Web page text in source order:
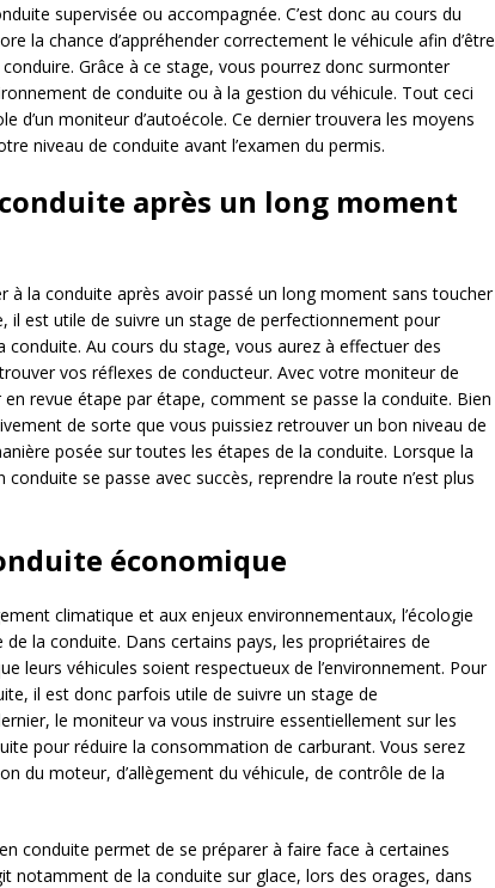
supervisée ou accompagnée. C’est donc au cours du
la chance d’appréhender correctement le véhicule afin d’être
Grâce à ce stage, vous pourrez donc surmonter
de conduite ou à la gestion du véhicule. Tout ceci
d’un moniteur d’autoécole. Ce dernier trouvera les moyens
niveau de conduite avant l’examen du permis.
après un long moment
à la conduite après avoir passé un long moment sans toucher
il est utile de suivre un stage de perfectionnement pour
conduite. Au cours du stage, vous aurez à effectuer des
vos réflexes de conducteur. Avec votre moniteur de
revue étape par étape, comment se passe la conduite. Bien
de sorte que vous puissiez retrouver un bon niveau de
posée sur toutes les étapes de la conduite. Lorsque la
se passe avec succès, reprendre la route n’est plus
économique
climatique et aux enjeux environnementaux, l’écologie
la conduite. Dans certains pays, les propriétaires de
leurs véhicules soient respectueux de l’environnement. Pour
il est donc parfois utile de suivre un stage de
le moniteur va vous instruire essentiellement sur les
pour réduire la consommation de carburant. Vous serez
du moteur, d’allègement du véhicule, de contrôle de la
conduite permet de se préparer à faire face à certaines
notamment de la conduite sur glace, lors des orages, dans